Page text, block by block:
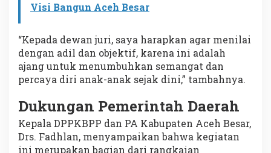
Visi Bangun Aceh Besar
“Kepada dewan juri, saya harapkan agar menilai
dengan adil dan objektif, karena ini adalah
ajang untuk menumbuhkan semangat dan
percaya diri anak-anak sejak dini,” tambahnya.
Dukungan Pemerintah Daerah
Kepala DPPKBPP dan PA Kabupaten Aceh Besar,
Drs. Fadhlan, menyampaikan bahwa kegiatan
ini merupakan bagian dari rangkaian